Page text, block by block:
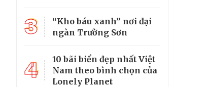
3
“Kho báu xanh” nơi đại
ngàn Trường Sơn
4
10 bãi biển đẹp nhất Việt
Nam theo bình chọn của
Lonely Planet